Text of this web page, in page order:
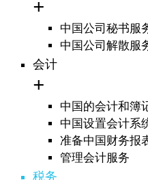
中国公司秘书服
中国公司解散服
会计
中国的会计和簿
中国设置会计系
准备中国财务报
管理会计服务
税务